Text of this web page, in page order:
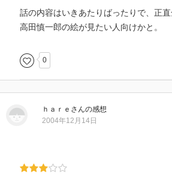
話の内容はいきあたりばったりで、正直
高田慎一郎の絵が見たい人向けかと。
0
ｈａｒｅ さんの感想
2004年12月14日